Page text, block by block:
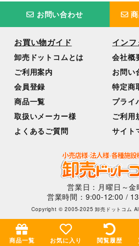
お問い合わせ
お買い物ガイド
卸売ドットコムとは
ご利用案内
会員登録
商品一覧
取扱いメーカー様
よくあるご質問
イン
会社概
お問い
特定商
プライ
ご利用
サイト
営業日：月曜日～金
営業時間：9:00-12:00 /
Copyright © 2005-2025 卸売ドットコム
商品一覧 お気に入り 閲覧履歴